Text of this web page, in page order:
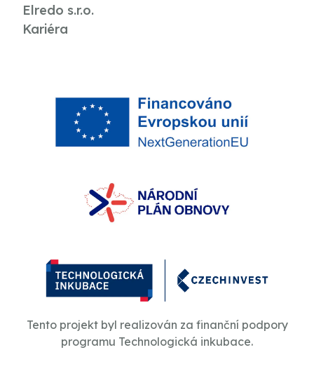
Elredo s.r.o.
Kariéra
Tento projekt byl realizován za finanční podpory
programu Technologická inkubace.